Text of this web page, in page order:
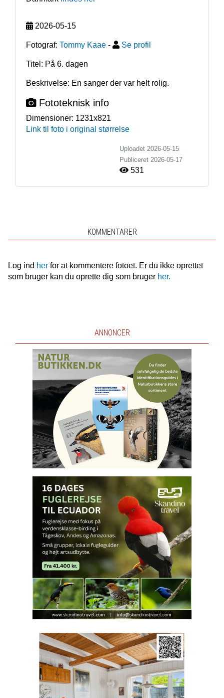
2026-05-15
Fotograf: Tommy Kaae - Se profil
Titel: På 6. dagen
Beskrivelse: En sanger der var helt rolig.
Fototeknisk info
Dimensioner: 1231x821
Link til foto i original størrelse
Uploadet 2026-05-15
Publiceret 2026-05-17
531
KOMMENTARER
Log ind herfor at kommentere fotoet. Er du ikke oprettet
som bruger kan du oprette dig som bruger her.
ANNONCER